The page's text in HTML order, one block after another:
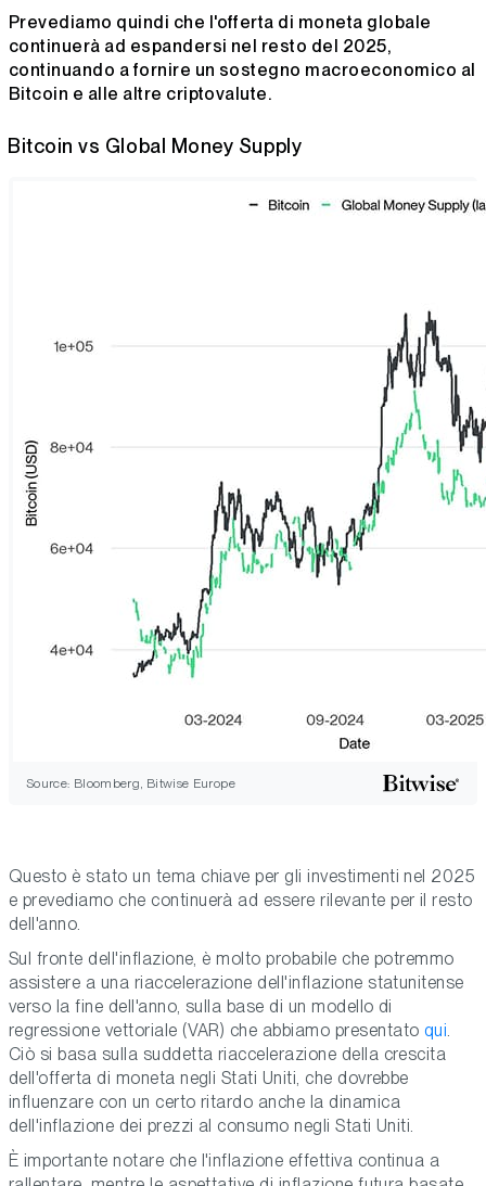
Prevediamo quindi che l'offerta di moneta globale
continuerà ad espandersi nel resto del 2025,
continuando a fornire un sostegno macroeconomico al
Bitcoin e alle altre criptovalute.
Bitcoin vs Global Money Supply
Source: Bloomberg, Bitwise Europe
Questo è stato un tema chiave per gli investimenti nel 2025
e prevediamo che continuerà ad essere rilevante per il resto
dell'anno.
Sul fronte dell'inflazione, è molto probabile che potremmo
assistere a una riaccelerazione dell'inflazione statunitense
verso la fine dell'anno, sulla base di un modello di
regressione vettoriale (VAR) che abbiamo presentato qui.
Ciò si basa sulla suddetta riaccelerazione della crescita
dell'offerta di moneta negli Stati Uniti, che dovrebbe
influenzare con un certo ritardo anche la dinamica
dell'inflazione dei prezzi al consumo negli Stati Uniti.
È importante notare che l'inflazione effettiva continua a